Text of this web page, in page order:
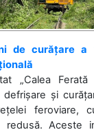
de curățare a
„Calea Ferată
și
feroviare,
redusă. Aceste